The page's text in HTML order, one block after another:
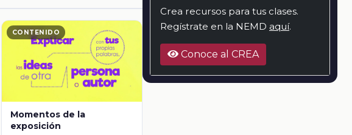
CONTENIDO
Momentos de la
exposición
Crea recursos para tus clases.
Regístrate en la NEMD aquí.
Conoce al CREA